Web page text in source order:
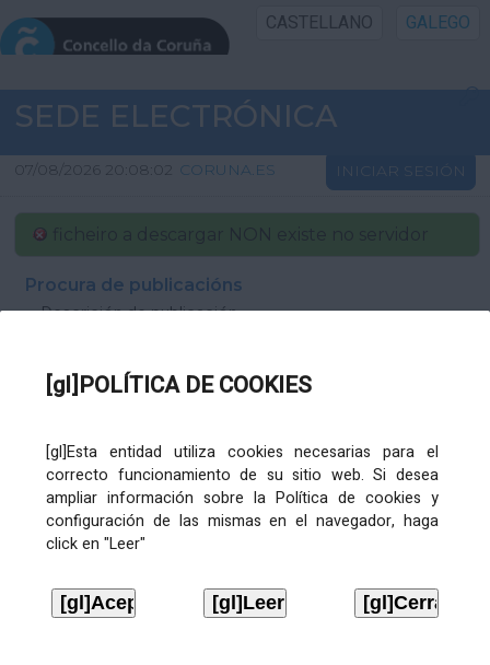
[gl]POLÍTICA DE COOKIES
[gl]Esta entidad utiliza cookies necesarias para el
correcto funcionamiento de su sitio web. Si desea
ampliar información sobre la Política de cookies y
configuración de las mismas en el navegador, haga
click en "Leer"
CASTELLANO GALEGO
INICIO SEDE
INICIO
INFORMACIÓN PÚBLICA
CARTAFOL CIDADÁN
SEDE ELECTRÓNICA
07/08/2026 20:08:02 CORUNA.ES INICIAR SESIÓN
O ficheiro a descargar NON existe no servidor
Procura de publicacións
Descrición de publicación
Non se atopou ningunha publicación para a
procura
Aviso legal